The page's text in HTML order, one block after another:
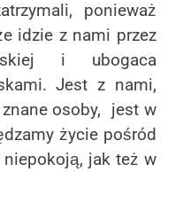
ponieważ
idzie z nami przez
i ubogaca
Jest z nami,
osoby, jest w
życie pośród
jak też w